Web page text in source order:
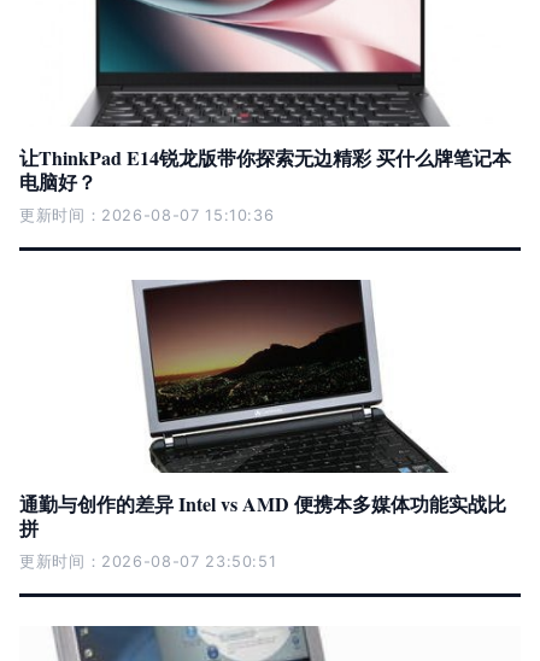
让ThinkPad E14锐龙版带你探索无边精彩 买什么牌笔记本
电脑好？
更新时间：2026-08-07 15:10:36
通勤与创作的差异 Intel vs AMD 便携本多媒体功能实战比
拼
更新时间：2026-08-07 23:50:51